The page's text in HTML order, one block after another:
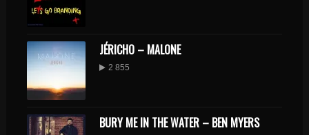
JÉRICHO – MALONE
2 855
BURY ME IN THE WATER – BEN MYERS